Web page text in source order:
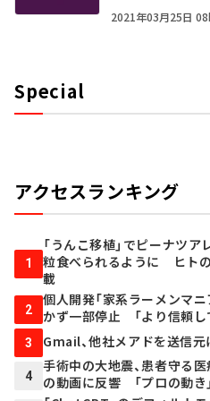
2021年03月25日
Special
アクセスランキング
1
「うんこ移植」でピーナツ
粒食べられるように ヒト
載
2
個人開発「家系ラーメンマ
かず一部停止 「より信頼し
3 Gmail、他社メアドを送信
4
手術中の大地震、患者守る
の動画に反響 「プロの動き」